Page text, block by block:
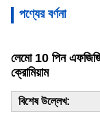
পণ্যের বর্ণনা
লেমো 10 পিন
ক্রোমিয়াম
বিশেষ উল্লেখ: